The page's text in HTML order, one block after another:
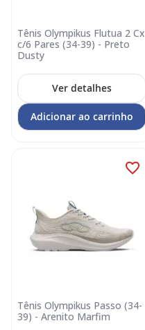
Tênis Olympikus Flutua 2 Cx
c/6 Pares (34-39) - Preto
Dusty
Ver detalhes
Adicionar ao carrinho
Tênis Olympikus Passo (34-
39) - Arenito Marfim